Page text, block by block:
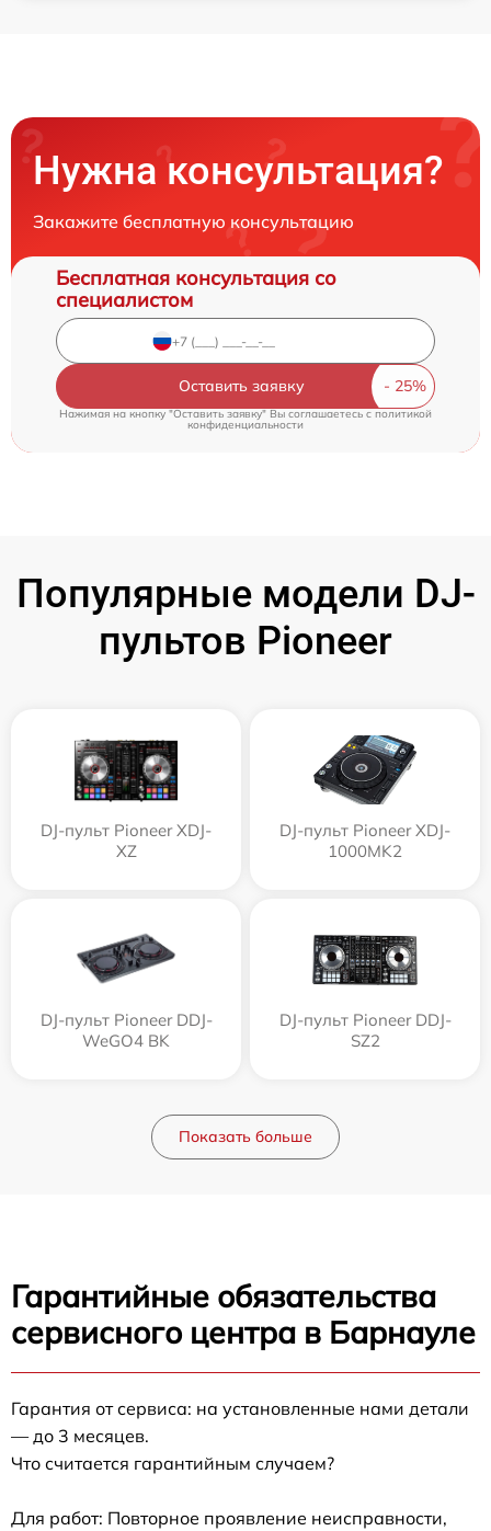
Нужна консультация?
Закажите бесплатную консультацию
Бесплатная консультация со
специалистом
Оставить заявку
Нажимая на кнопку "Оставить заявку" Вы соглашаетесь c политикой
конфиденциальности
Популярные модели DJ-
пультов Pioneer
DJ-пульт Pioneer XDJ-
XZ
DJ-пульт Pioneer XDJ-
1000MK2
DJ-пульт Pioneer DDJ-
WeGO4 BK
DJ-пульт Pioneer DDJ-
SZ2
Показать больше
Гарантийные обязательства
сервисного центра в Барнауле
Гарантия от сервиса: на установленные нами детали
— до 3 месяцев.
Что считается гарантийным случаем?
Для работ: Повторное проявление неисправности,